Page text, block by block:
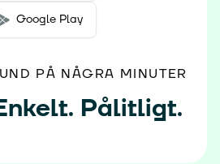
Google Play
PÅ NÅGRA MINUTER
Pålitligt.